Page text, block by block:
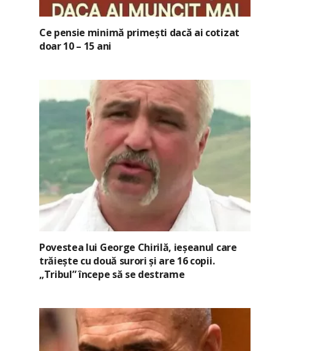
Ce pensie minimă primești dacă ai cotizat
doar 10 – 15 ani
Povestea lui George Chirilă, ieșeanul care
trăiește cu două surori și are 16 copii.
„Tribul” începe să se destrame